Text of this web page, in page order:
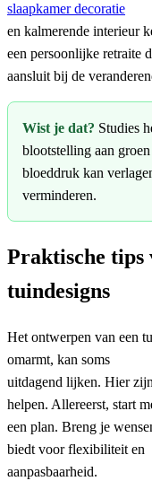
slaapkamer decoratie
en kalmerende interieur
een persoonlijke retraite
aansluit bij de
Wist je dat? Studies
blootstelling aan
bloeddruk kan
verminderen.
Praktische tips
tuindesigns
Het ontwerpen van een
omarmt, kan soms
uitdagend lijken. Hier
helpen. Allereerst, start
een plan. Breng je
biedt voor flexibiliteit en
aanpasbaarheid.